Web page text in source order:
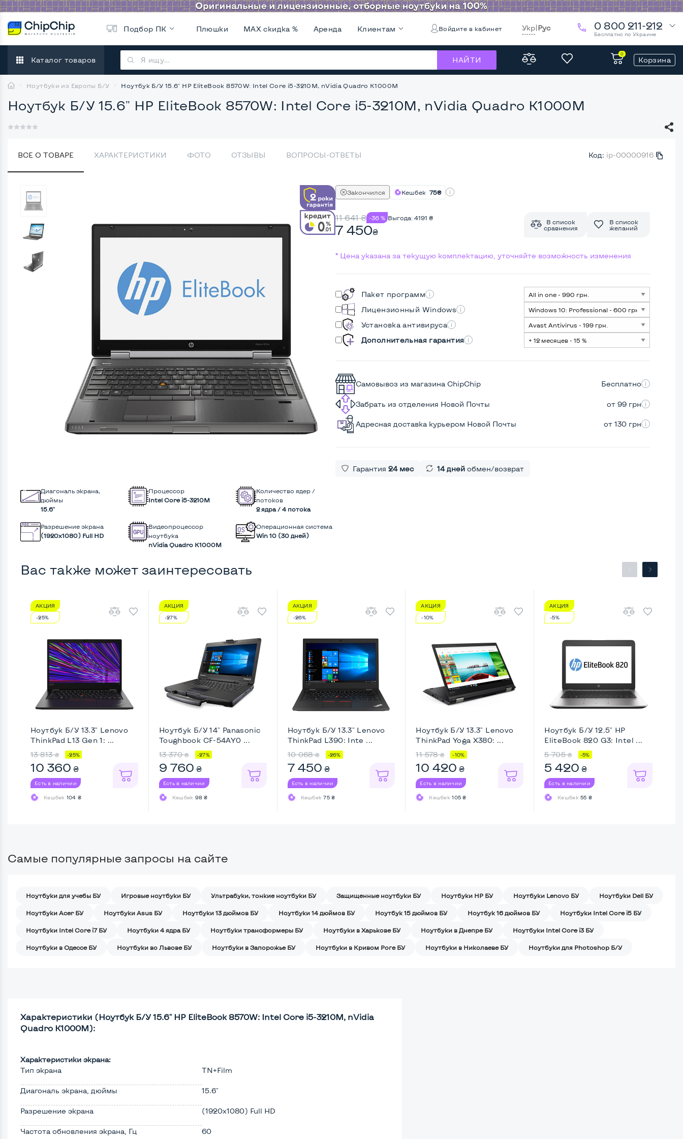
Подбор ПК Плюшки MAX скидка % Аренда Клиентам Войдите в кабинет Укр|Рус 0 800 211-212
Бесплатно по Украине
Каталог товаров НАЙТИ
0
Корзина
Ноутбуки из Европы Б/У Ноутбук Б/У 15.6" HP EliteBook 8570W: Intel Core i5-3210M, nVidia Quadro K1000M
Ноутбук Б/У 15.6" HP EliteBook 8570W: Intel Core i5-3210M, nVidia Quadro K1000M
ВСЕ О ТОВАРЕ ХАРАКТЕРИСТИКИ ФОТО ОТЗЫВЫ ВОПРОСЫ-ОТВЕТЫ Код: ip-00000916
Диагональ экрана,
дюймы
15.6"
Процессор
Intel Core i5-3210M
Количество ядер /
потоков
2 ядра / 4 потока
Разрешение экрана
(1920х1080) Full HD
Видеопроцессор
ноутбука
nVidia Quadro K1000M
Операционная система
Win 10 (30 дней)
Закончился Кешбек 75₴
11 641₴ -36 % Выгода: 4191 ₴
7 450₴
В список
сравнения
В список
желаний
* Цена указана за текущую комплектацию, уточняйте возможность изменения
Пакет программ
Лицензионный Windows
Установка антивируса
Дополнительная гарантия
Самовывоз из магазина ChipChip Бесплатно
Забрать из отделения Новой Почты от 99 грн
Адресная доставка курьером Новой Почты от 130 грн
Гарантия 24 мес 14 днейобмен/возврат
Вас также может заинтересовать
АКЦИЯ
-25%
Ноутбук Б/У 13.3" Lenovo
ThinkPad L13 Gen 1: ...
13 813 ₴ -25%
10 360 ₴
Есть в наличии
Кешбек 104 ₴
АКЦИЯ
-27%
Ноутбук Б/У 14" Panasonic
Toughbook CF-54AY0 ...
13 370 ₴ -27%
9 760 ₴
Есть в наличии
Кешбек 98 ₴
АКЦИЯ
-26%
Ноутбук Б/У 13.3" Lenovo
ThinkPad L390: Inte ...
10 068 ₴ -26%
7 450 ₴
Есть в наличии
Кешбек75 ₴
АКЦИЯ
-10%
Ноутбук Б/У 13.3" Lenovo
ThinkPad Yoga X380: ...
11 578 ₴ -10%
10 420 ₴
Есть в наличии
Кешбек105 ₴
АКЦИЯ
-5%
Ноутбук Б/У 12.5" HP
EliteBook 820 G3: Intel ...
5 705 ₴ -5%
5 420 ₴
Есть в наличии
Кешбек55 ₴
Самые популярные запросы на сайте
Ноутбуки для учебы БУ Игровые ноутбуки БУ Ультрабуки, тонкие ноутбуки БУ Защищенные ноутбуки БУ Ноутбуки HP БУ Ноутбуки Lenovo БУ Ноутбуки Dell БУ
Ноутбуки Acer БУ Ноутбуки Asus БУ Ноутбуки 13 дюймов БУ Ноутбуки 14 дюймов БУ Ноутбук 15 дюймов БУ Ноутбук 16 дюймов БУ Ноутбуки Intel Core i5 БУ
Ноутбуки Intel Core i7 БУ Ноутбуки 4 ядра БУ Ноутбуки трансформеры БУ Ноутбуки в Харькове БУ Ноутбуки в Днепре БУ Ноутбуки Intel Core i3 БУ
Ноутбуки в Одессе БУ Ноутбуки во Львове БУ Ноутбуки в Запорожье БУ Ноутбуки в Кривом Роге БУ Ноутбуки в Николаеве БУ Ноутбуки для Photoshop Б/У
Характеристики (Ноутбук Б/У 15.6" HP EliteBook 8570W: Intel Core i5-3210M, nVidia
Quadro K1000M):
Характеристики экрана:
Тип экрана
TN+Film
Диагональ экрана, дюймы 15.6"
Разрешение экрана (1920х1080) Full HD
Частота обновления экрана, Гц 60